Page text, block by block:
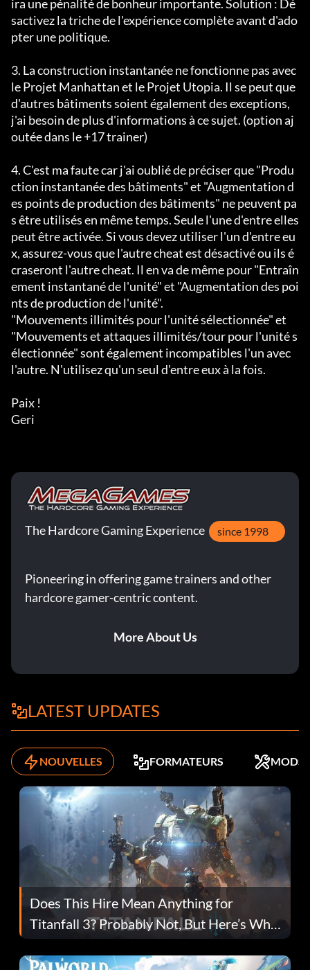
The Hardcore Gaming Experience since 1998
Pioneering in offering game trainers and other
hardcore gamer-centric content.
More About Us
LATEST UPDATES
NOUVELLES FORMATEURS MODS
Does This Hire Mean Anything for
Titanfall 3? Probably Not, But Here’s Why
Fans Are Hopeful